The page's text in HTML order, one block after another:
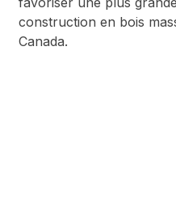
construction en bois
Canada.